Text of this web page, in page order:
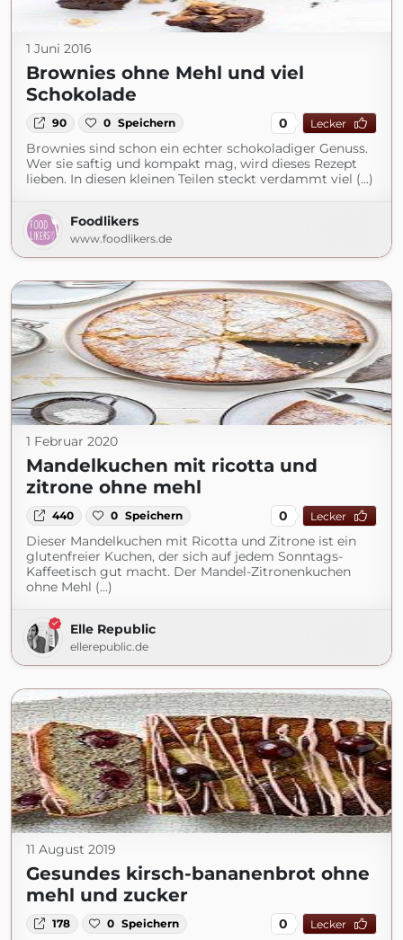
1 Juni 2016
Brownies ohne Mehl und viel
Schokolade
90 0 Speichern 0 Lecker
Brownies sind schon ein echter schokoladiger Genuss.
Wer sie saftig und kompakt mag, wird dieses Rezept
lieben. In diesen kleinen Teilen steckt verdammt viel (...)
Foodlikers
www.foodlikers.de
1 Februar 2020
Mandelkuchen mit ricotta und
zitrone ohne mehl
440 0 Speichern 0 Lecker
Dieser Mandelkuchen mit Ricotta und Zitrone ist ein
glutenfreier Kuchen, der sich auf jedem Sonntags-
Kaffeetisch gut macht. Der Mandel-Zitronenkuchen
ohne Mehl (...)
Elle Republic
ellerepublic.de
11 August 2019
Gesundes kirsch-bananenbrot ohne
mehl und zucker
178 0 Speichern 0 Lecker